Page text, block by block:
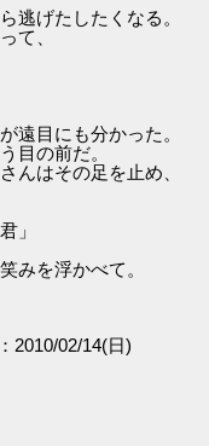
逃げたしたくなる。
て、
遠目にも分かった。
目の前だ。
んはその足を止め、
」
みを浮かべて。
2010/02/14(日)